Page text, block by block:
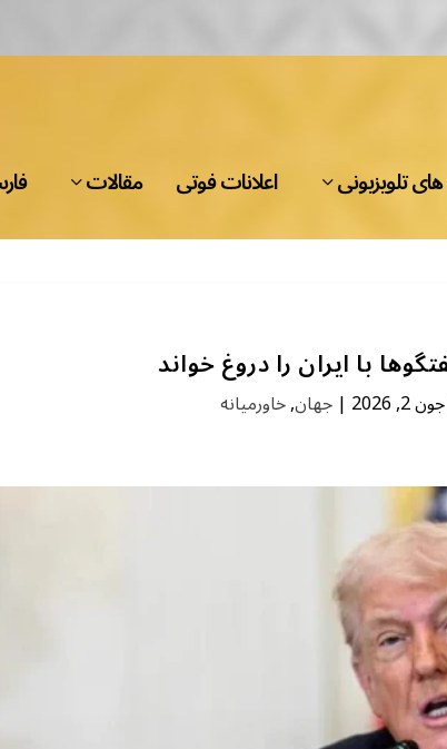
تلویزیونی اعلانات فوتی مقالات
با ایران را دروغ خواند
جون 2, 2026 |جهان,خاورمیانه